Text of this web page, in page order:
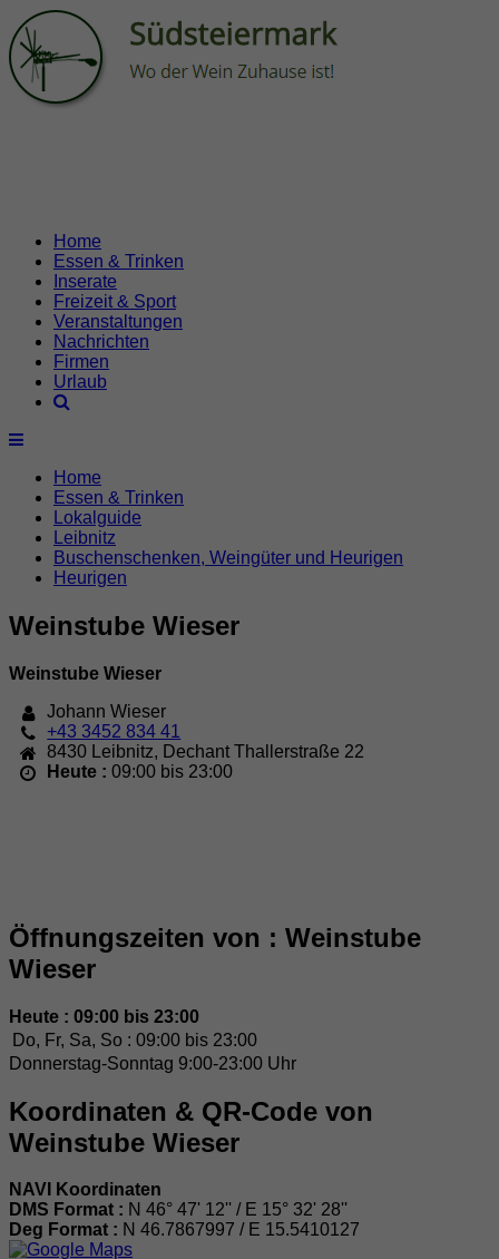
Home
Essen & Trinken
Inserate
Freizeit & Sport
Veranstaltungen
Nachrichten
Firmen
Urlaub
Home
Essen & Trinken
Lokalguide
Leibnitz
Buschenschenken, Weingüter und Heurigen
Heurigen
Weinstube Wieser
Weinstube Wieser
Johann Wieser
+43 3452 834 41
8430
Leibnitz, Dechant Thallerstraße 22
Heute :09:00 bis 23:00
Öffnungszeiten von : Weinstube
Wieser
Heute : 09:00 bis 23:00
Do, Fr, Sa, So : 09:00 bis 23:00
Donnerstag-Sonntag 9:00-23:00 Uhr
Koordinaten & QR-Code von
Weinstube Wieser
NAVI Koordinaten
DMS Format : N 46° 47' 12'' / E 15° 32' 28''
Deg Format : N 46.7867997 / E 15.5410127